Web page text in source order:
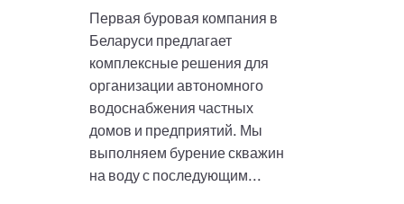
Первая буровая компания в
Беларуси предлагает
комплексные решения для
организации автономного
водоснабжения частных
домов и предприятий. Мы
выполняем бурение скважин
на воду с последующим...